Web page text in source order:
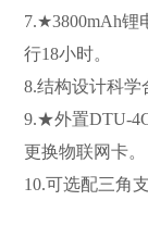
7.★3800mAh锂
行18小时。
8.结构设计科学
9.★外置DTU-
更换物联网卡。
10.可选配三角支